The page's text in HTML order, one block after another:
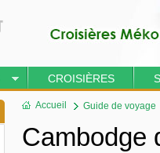
CROISIÈRES
Accueil Guide de voyage
Cambodge